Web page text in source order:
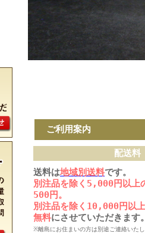
ご利用案内
配送料
送料は地域別送料です。
別注品を除く5,000円以上
500円。
別注品を除く10,000円以
無料にさせていただきます
※離島にお住まいの方は別途ご連絡いた